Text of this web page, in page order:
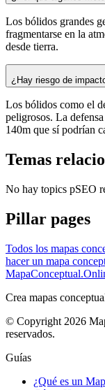
Los bólidos grandes
fragmentarse en la
desde tierra.
¿Hay riesgo de
Los bólidos como el
peligrosos. La
140m que sí podrían
Temas
No hay topics pSEO
Pillar pages
Todos los mapas
hacer un mapa
Crea mapas
© Copyright 2026
reservados.
Guías
¿Qué es un